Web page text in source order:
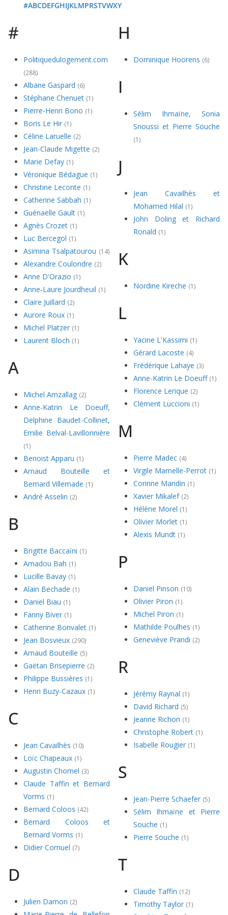
#ABCDEFGHIJKLMPRSTVWXY
#
Politiquedulogement.com
(288)
Albane Gaspard (6)
Stéphane Chenuet (1)
Pierre-Henri Bono (1)
Boris Le Hir (1)
Céline Laruelle (2)
Jean-Claude Migette (2)
Marie Defay (1)
Véronique Bédague (1)
Christine Leconte (1)
Catherine Sabbah (1)
Guénaëlle Gault (1)
Agnès Crozet (1)
Luc Bercegol (1)
Asimina Tsalpatourou (14)
Alexandre Coulondre (2)
Anne D'Orazio (1)
Anne-Laure Jourdheuil (1)
Claire Juillard (2)
Aurore Roux (1)
Michel Platzer (1)
Laurent Bloch (1)
A
Michel Amzallag (2)
Anne-Katrin Le Doeuff,
Delphine Baudet-Collinet,
Emilie Belval-Lavillonnière
(1)
Benoist Apparu (1)
Arnaud Bouteille et
Bernard Villemade (1)
André Asselin (2)
B
Brigitte Baccaïni (1)
Amadou Bah (1)
Lucille Bavay (1)
Alain Bechade (1)
Daniel Biau (1)
Fanny Biver (1)
Catherine Bonvalet (1)
Jean Bosvieux (290)
Arnaud Bouteille (5)
Gaëtan Brisepierre (2)
Philippe Bussières (1)
Henri Buzy-Cazaux (1)
C
Jean Cavailhès (10)
Loïc Chapeaux (1)
Augustin Chomel (3)
Claude Taffin et Bernard
Vorms (1)
Bernard Coloos (42)
Bernard Coloos et
Bernard Vorms (1)
Didier Cornuel (7)
D
Julien Damon (2)
H
Dominique Hoorens (6)
I
Sélim Ihmaïne, Sonia
Snoussi et Pierre Souche
(1)
J
Jean Cavailhès et
Mohamed Hilal (1)
John Doling et Richard
Ronald (1)
K
Nordine Kireche (1)
L
Yacine L'Kassimi (1)
Gérard Lacoste (4)
Frédérique Lahaye (3)
Anne-Katrin Le Doeuff (1)
Florence Lerique (2)
Clément Luccioni (1)
M
Pierre Madec (4)
Virgile Mamelle-Perrot (1)
Corinne Mandin (1)
Xavier Mikalef (2)
Hélène Morel (1)
Olivier Morlet (1)
Alexis Mundt (1)
P
Daniel Pinson (10)
Olivier Piron (1)
Michel Piron (1)
Mathilde Poulhes (1)
Geneviève Prandi (2)
R
Jérémy Raynal (1)
David Richard (5)
Jeanne Richon (1)
Christophe Robert (1)
Isabelle Rougier (1)
S
Jean-Pierre Schaefer (5)
Sélim Ihmaïne et Pierre
Souche (1)
Pierre Souche (1)
T
Claude Taffin (12)
Timothy Taylor (1)